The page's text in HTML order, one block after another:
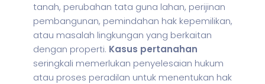
tanah, perubahan tata guna lahan, perijinan
pembangunan, pemindahan hak kepemilikan,
atau masalah lingkungan yang berkaitan
dengan properti. Kasus pertanahan
seringkali memerlukan penyelesaian hukum
atau proses peradilan untuk menentukan hak